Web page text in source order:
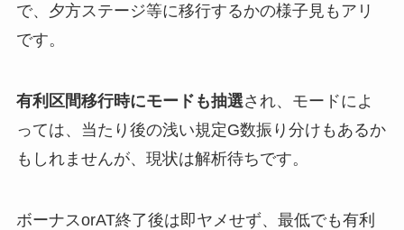
で、夕方ステージ等に移行するかの様子見もアリ
です。
有利区間移行時にモードも抽選され、モードによ
っては、当たり後の浅い規定G数振り分けもあるか
もしれませんが、現状は解析待ちです。
ボーナスorAT終了後は即ヤメせず、最低でも有利